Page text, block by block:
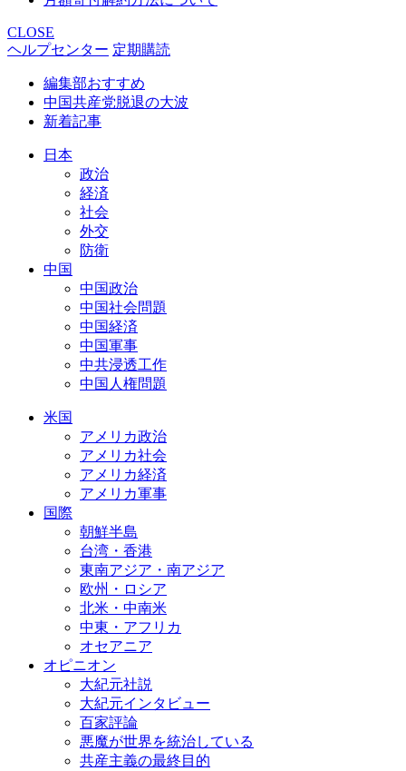
CLOSE
ヘルプセンター 定期購読
編集部おすすめ
中国共産党脱退の大波
新着記事
日本
政治
経済
社会
外交
防衛
中国
中国政治
中国社会問題
中国経済
中国軍事
中共浸透工作
中国人権問題
米国
アメリカ政治
アメリカ社会
アメリカ経済
アメリカ軍事
国際
朝鮮半島
台湾・香港
東南アジア・南アジア
欧州・ロシア
北米・中南米
中東・アフリカ
オセアニア
オピニオン
大紀元社説
大紀元インタビュー
百家評論
悪魔が世界を統治している
共産主義の最終目的